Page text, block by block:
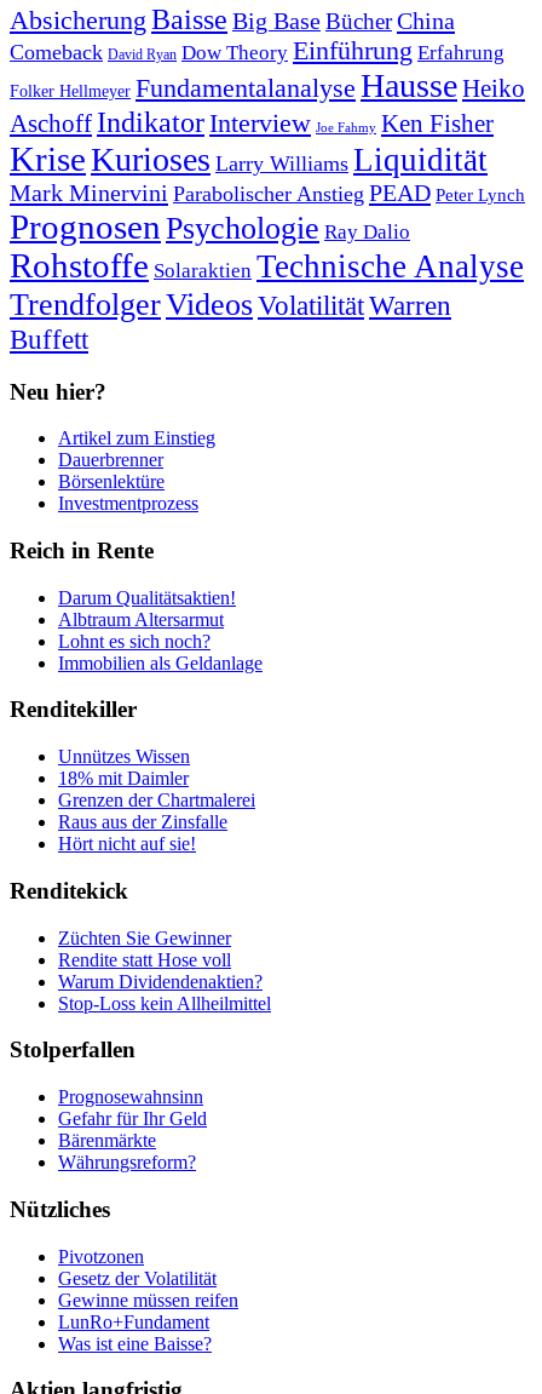
Absicherung Baisse Big BaseBücherChina
Comeback David Ryan Dow Theory Einführung Erfahrung
Folker Hellmeyer Fundamentalanalyse HausseHeiko
Aschoff IndikatorInterview Joe Fahmy Ken Fisher
KriseKurioses Larry Williams Liquidität
Mark Minervini Parabolischer Anstieg PEAD Peter Lynch
Prognosen Psychologie Ray Dalio
Rohstoffe Solaraktien Technische Analyse
TrendfolgerVideosVolatilitätWarren
Buffett
Neu hier?
Artikel zum Einstieg
Dauerbrenner
Börsenlektüre
Investmentprozess
Reich in Rente
Darum Qualitätsaktien!
Albtraum Altersarmut
Lohnt es sich noch?
Immobilien als Geldanlage
Renditekiller
Unnützes Wissen
18% mit Daimler
Grenzen der Chartmalerei
Raus aus der Zinsfalle
Hört nicht auf sie!
Renditekick
Züchten Sie Gewinner
Rendite statt Hose voll
Warum Dividendenaktien?
Stop-Loss kein Allheilmittel
Stolperfallen
Prognosewahnsinn
Gefahr für Ihr Geld
Bärenmärkte
Währungsreform?
Nützliches
Pivotzonen
Gesetz der Volatilität
Gewinne müssen reifen
LunRo+Fundament
Was ist eine Baisse?